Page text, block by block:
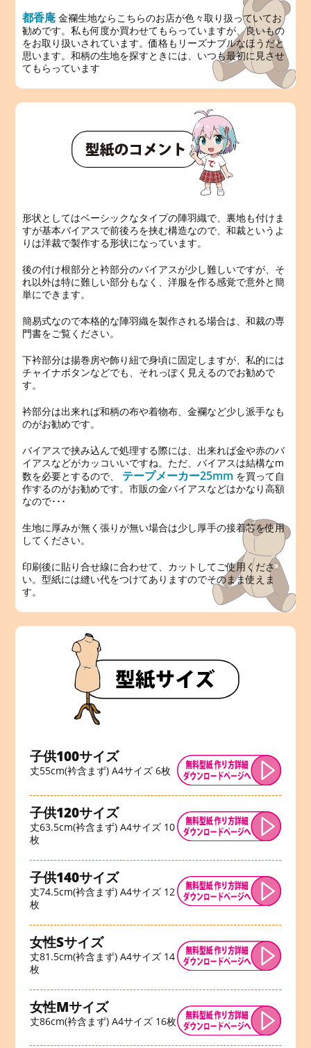
都香庵金襴生地ならこちらのお店が色々取り扱っていてお
勧めです。私も何度か買わせてもらっていますが、良いもの
をお取り扱いされています。価格もリーズナブルなほうだと
思います。和柄の生地を探すときには、いつも最初に見させ
てもらっています
形状としてはベーシックなタイプの陣羽織で、裏地も付けま
すが基本バイアスで前後ろを挟む構造なので、和裁というよ
りは洋裁で製作する形状になっています。
後の付け根部分と衿部分のバイアスが少し難しいですが、そ
れ以外は特に難しい部分もなく、洋服を作る感覚で意外と簡
単にできます。
簡易式なので本格的な陣羽織を製作される場合は、和裁の専
門書をご覧ください。
下衿部分は揚巻房や飾り紐で身頃に固定しますが、私的には
チャイナボタンなどでも、それっぽく見えるのでお勧めで
す。
衿部分は出来れば和柄の布や着物布、金襴など少し派手なも
のがお勧めです。
バイアスで挟み込んで処理する際には、出来れば金や赤のバ
イアスなどがカッコいいですね。ただ、バイアスは結構なm
数を必要とするので、 テープメーカー25mm を買って自
作するのがお勧めです。市販の金バイアスなどはかなり高額
なので･･･
生地に厚みが無く張りが無い場合は少し厚手の接着芯を使用
してください。
印刷後に貼り合せ線に合わせて、カットしてご使用くださ
い。型紙には縫い代をつけてありますのでそのまま使えま
す。
子供100サイズ
丈55cm(衿含まず) A4サイズ 6枚
子供120サイズ
丈63.5cm(衿含まず) A4サイズ 10
枚
子供140サイズ
丈74.5cm(衿含まず) A4サイズ 12
枚
女性Sサイズ
丈81.5cm(衿含まず) A4サイズ 14
枚
女性Mサイズ
丈86cm(衿含まず) A4サイズ 16枚